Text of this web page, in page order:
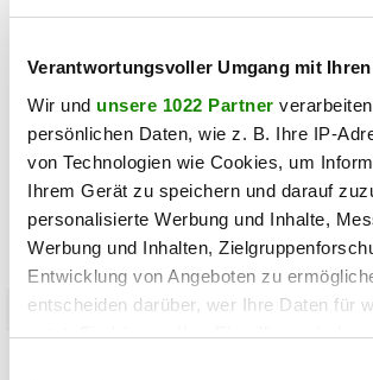
Verantwortungsvoller Umgang mit
Wir und unsere 1022 Partner
persönlichen Daten, wie z. B. Ihre IP-
von Technologien wie Cookies, um
Ihrem Gerät zu speichern und darauf
personalisierte Werbung und Inhalte,
Werbung und Inhalten,
Entwicklung von Angeboten zu
entscheiden darüber, wer Ihre Daten für
nutzt. Sie können Ihre Einwilligung
chronik